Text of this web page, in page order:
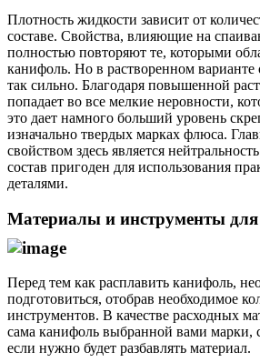
Плотность жидкости зависит от
составе. Свойства, влияющие на
полностью повторяют те, которыми
канифоль. Но в растворенном варианте
так сильно. Благодаря повышенной
попадает во все мелкие неровности,
это дает намного больший уровень
изначально твердых марках флюса.
свойством здесь является
состав пригоден для использования
деталями.
Материалы и инструменты для
Перед тем как расплавить канифоль,
подготовиться, отобрав необходимое
инструментов. В качестве расходных
сама канифоль выбранной вами марки,
если нужно будет разбавлять материал.